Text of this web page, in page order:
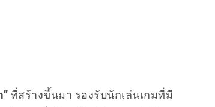
ที่สร้างขึ้นมา รองรับนักเล่นเกมที่มี